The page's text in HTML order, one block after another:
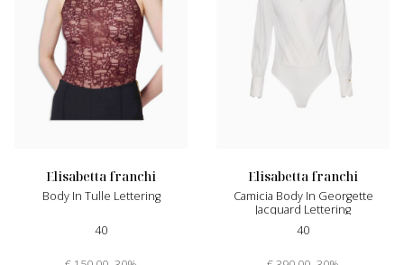
elisabetta franchi
Body In Tulle Lettering
40
elisabetta franchi
Camicia Body In Georgette
Jacquard Lettering
40